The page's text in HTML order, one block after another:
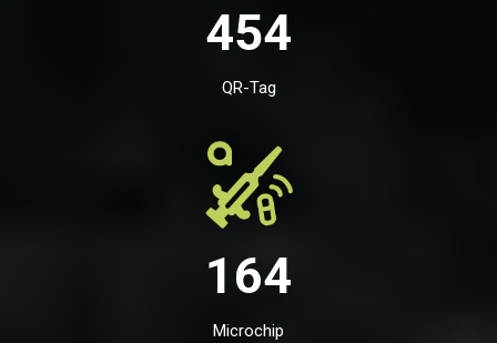
454
QR-Tag
164
Microchip